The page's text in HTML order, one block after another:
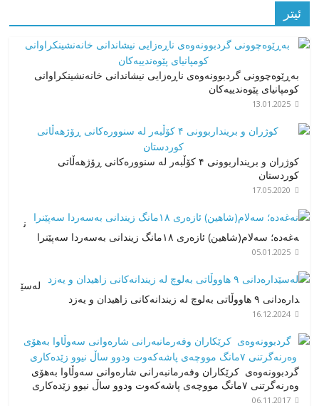
ئیتر
بەڕێوەچوونی گردبوونەوەی ناڕەزایی نیشاندانی خانەنشینکراوانی
کومپانیای پێوەندییەکان
13.01.2025
کوژران و برینداربوونی ۴ کۆڵبەر لە سنوورەکانی ڕۆژهەڵاتی
کوردستان
17.05.2020
ن
ەغەدە؛ سەلام(شاهین) ئازەری ١٨مانگ زیندانی بەسەردا سەپێنرا
05.01.2025
لەسێ
دارەدانی ٩ هاووڵاتی بەلوچ لە زیندانەکانی زاهیدان و یەزد
16.12.2024
گردبوونەوەی کرێکاران وفەرمانبەرانی شارەوانی سەوڵاوا بەهۆی
وەرنەگرتنی ۷مانگ مووچەی پاشەکەوت ودوو ساڵ نیوو زێدەکاری
06.11.2017